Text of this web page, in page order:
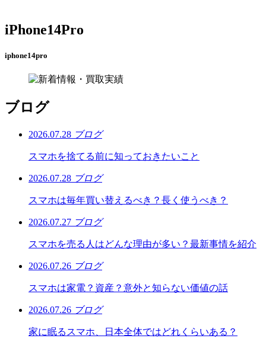
iPhone14Pro
iphone14pro
ブログ
2026.07.28 ブログ
スマホを捨てる前に知っておきたいこと
2026.07.28 ブログ
スマホは毎年買い替えるべき？長く使うべき？
2026.07.27 ブログ
スマホを売る人はどんな理由が多い？最新事情を紹介
2026.07.26 ブログ
スマホは家電？資産？意外と知らない価値の話
2026.07.26 ブログ
家に眠るスマホ、日本全体ではどれくらいある？